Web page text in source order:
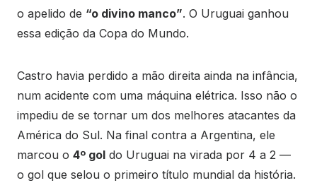
o apelido de “o divino manco”. O Uruguai ganhou
essa edição da Copa do Mundo.
Castro havia perdido a mão direita ainda na infância,
num acidente com uma máquina elétrica. Isso não o
impediu de se tornar um dos melhores atacantes da
América do Sul. Na final contra a Argentina, ele
marcou o 4º gol do Uruguai na virada por 4 a 2 —
o gol que selou o primeiro título mundial da história.